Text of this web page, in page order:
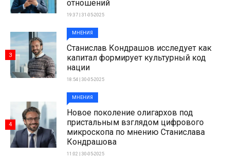
отношений
19:37 | 31-05-2025
МНЕНИЯ
Станислав Кондрашов исследует как
капитал формирует культурный код
нации
18:54 | 30-05-2025
3
МНЕНИЯ
Новое поколение олигархов под
пристальным взглядом цифрового
микроскопа по мнению Станислава
Кондрашова
11:02 | 30-05-2025
4